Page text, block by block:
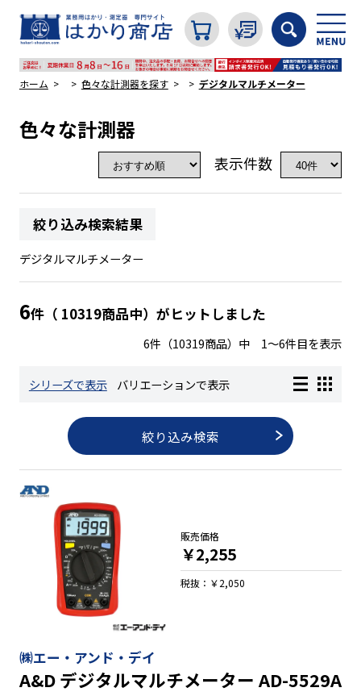
カテゴリから探す
色々な計測器
レベル・勾配測定
ホーム 色々な計測器を探す デジタルマルチメーター
色々な計測器
表示件数
絞り込み検索結果
デジタルマルチメーター
6件（ 10319商品中）がヒットしました
6件（10319商品）中 1～6件目を表示
シリーズで表示 バリエーションで表示
絞り込み検索
㈱エー・アンド・デイ
A&D デジタルマルチメーター AD-5529A
販売価格
￥2,255
税抜：￥2,050